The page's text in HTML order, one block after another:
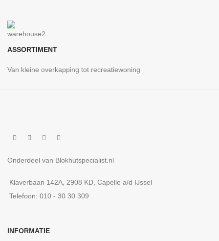
ASSORTIMENT
Van kleine overkapping tot recreatiewoning
Onderdeel van Blokhutspecialist.nl
Klaverbaan 142A, 2908 KD, Capelle a/d IJssel
Telefoon: 010 - 30 30 309
INFORMATIE